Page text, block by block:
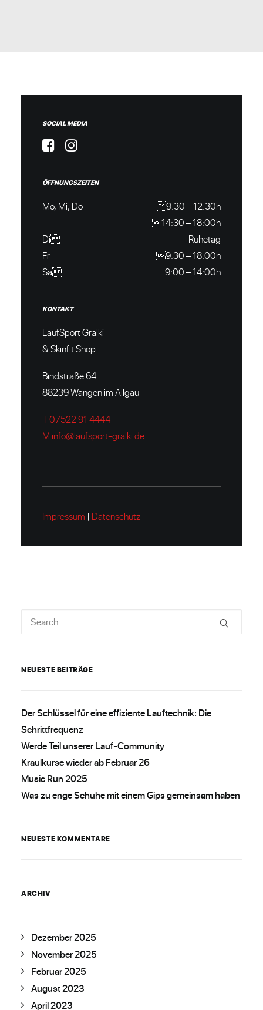
SOCIAL MEDIA
ÖFFNUNGSZEITEN
Mo, Mi, Do
9:30 – 12:30h
14:30 – 18:00h
Di
Ruhetag
Fr
9:30 – 18:00h
Sa
9:00 – 14:00h
KONTAKT
LaufSport Gralki
& Skinfit Shop
Bindstraße 64
88239 Wangen im Allgäu
T 07522 91 4444
M info@laufsport-gralki.de
Impressum | Datenschutz
NEUESTE BEITRÄGE
Der Schlüssel für eine effiziente Lauftechnik: Die
Schrittfrequenz
Werde Teil unserer Lauf-Community
Kraulkurse wieder ab Februar 26
Music Run 2025
Was zu enge Schuhe mit einem Gips gemeinsam haben
NEUESTE KOMMENTARE
ARCHIV
Dezember 2025
November 2025
Februar 2025
August 2023
April 2023